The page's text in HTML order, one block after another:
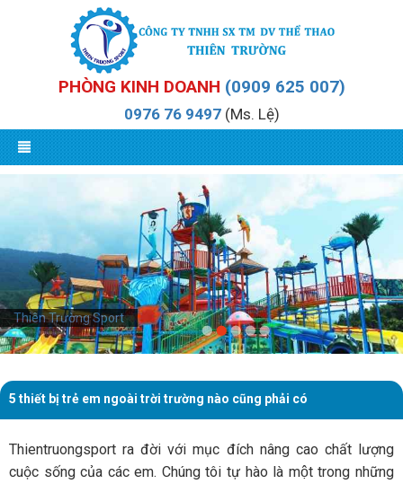
PHÒNG KINH DOANH (0909 625 007)
0976 76 9497(Ms. Lệ)
Thiên Trường Sport
5 thiết bị trẻ em ngoài trời trường nào cũng phải có
Thientruongsport ra đời với mục đích nâng cao chất lượng
cuộc sống của các em. Chúng tôi tự hào là một trong những